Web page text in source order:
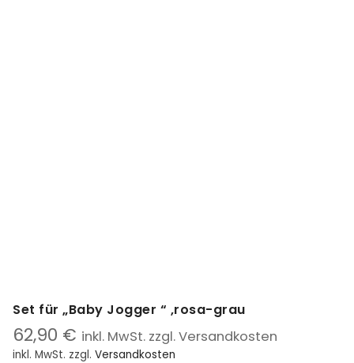
Set für „Baby Jogger “ ,rosa-grau
62,90 € inkl. MwSt. zzgl. Versandkosten
inkl. MwSt. zzgl. Versandkosten